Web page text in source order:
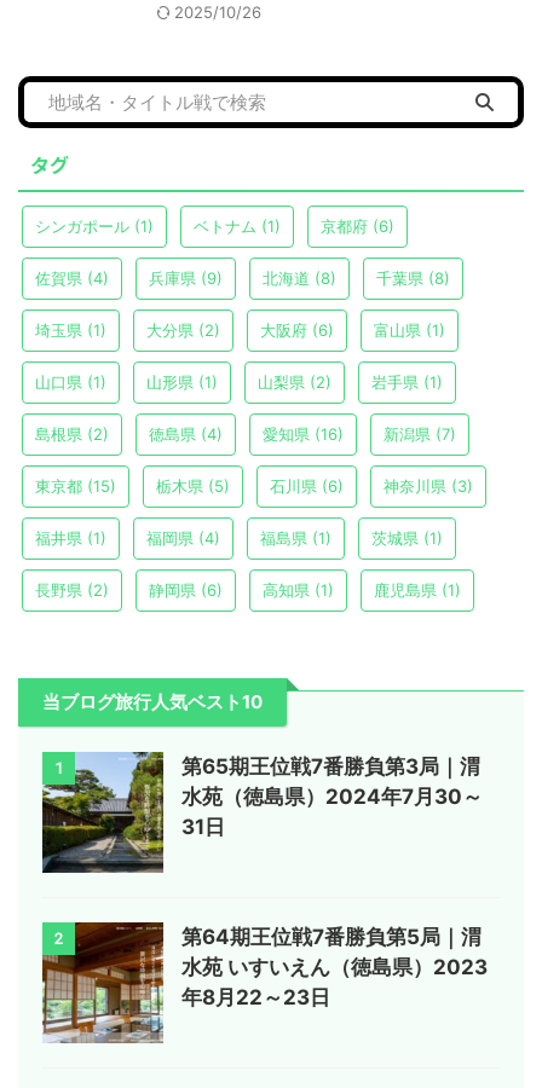
2025/10/26
タグ
シンガポール (1) ベトナム (1) 京都府 (6)
佐賀県 (4) 兵庫県 (9) 北海道 (8) 千葉県 (8)
埼玉県 (1) 大分県 (2) 大阪府 (6) 富山県 (1)
山口県 (1) 山形県 (1) 山梨県 (2) 岩手県 (1)
島根県 (2) 徳島県 (4) 愛知県 (16) 新潟県 (7)
東京都 (15) 栃木県 (5) 石川県 (6) 神奈川県 (3)
福井県 (1) 福岡県 (4) 福島県 (1) 茨城県 (1)
長野県 (2) 静岡県 (6) 高知県 (1) 鹿児島県 (1)
当ブログ旅行人気ベスト10
1
第65期王位戦7番勝負第3局｜渭
水苑（徳島県）2024年7月30～
31日
2
第64期王位戦7番勝負第5局｜渭
水苑 いすいえん（徳島県）2023
年8月22～23日